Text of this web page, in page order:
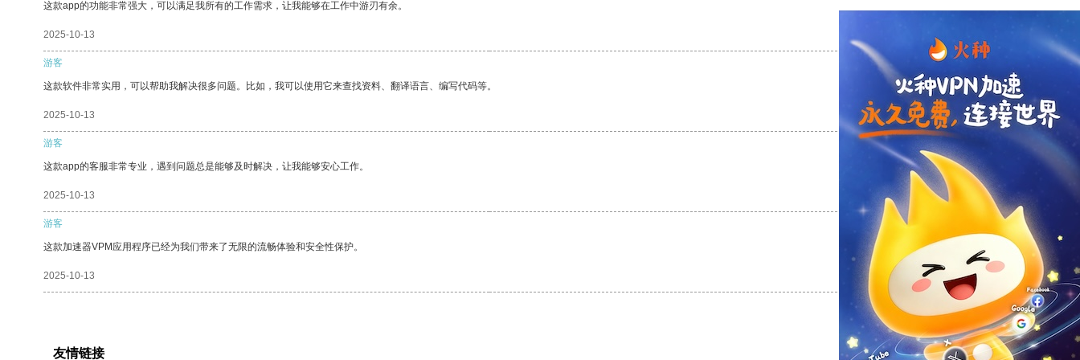
这款app的功能非常强大，可以满足我所有的工作需求，让我能够在工作中游刃有余。
2025-10-13
游客
这款软件非常实用，可以帮助我解决很多问题。比如，我可以使用它来查找资料、翻译语言、编写代码等。
2025-10-13 支持[0] 反对[0]
游客
这款app的客服非常专业，遇到问题总是能够及时解决，让我能够安心工作。
2025-10-13 支持[0] 反对
游客
这款加速器VPM应用程序已经为我们带来了无限的流畅体验和安全性保护。
2025-10-13 支持[0] 反对[0]
友情链接